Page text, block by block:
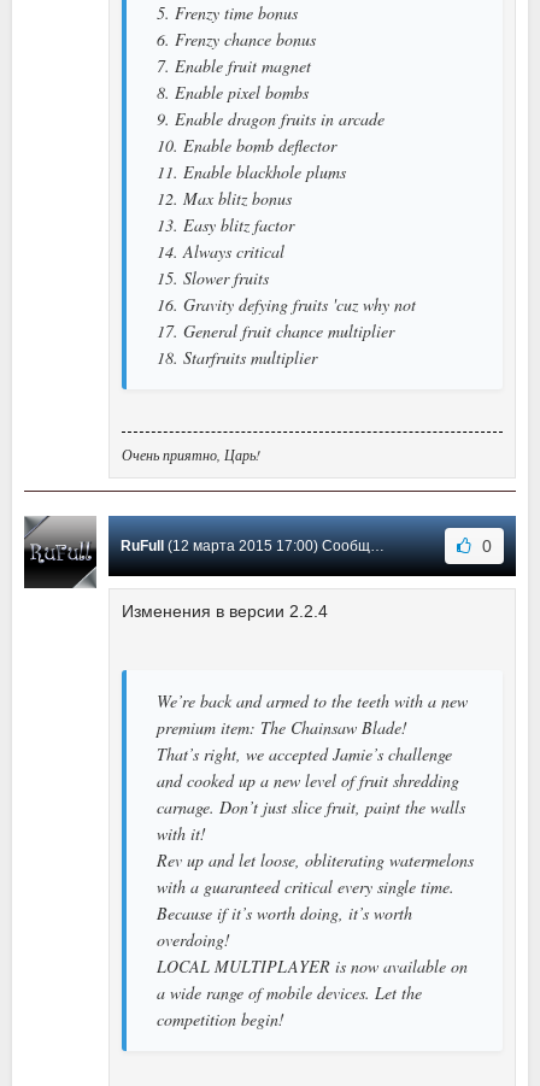
5. Frenzy time bonus
6. Frenzy chance bonus
7. Enable fruit magnet
8. Enable pixel bombs
9. Enable dragon fruits in arcade
10. Enable bomb deflector
11. Enable blackhole plums
12. Max blitz bonus
13. Easy blitz factor
14. Always critical
15. Slower fruits
16. Gravity defying fruits 'cuz why not
17. General fruit chance multiplier
18. Starfruits multiplier
Очень приятно, Царь!
RuFull (12 марта 2015 17:00) Сообщение #14 0
Изменения в версии 2.2.4
We’re back and armed to the teeth with a new
premium item: The Chainsaw Blade!
That’s right, we accepted Jamie’s challenge
and cooked up a new level of fruit shredding
carnage. Don’t just slice fruit, paint the walls
with it!
Rev up and let loose, obliterating watermelons
with a guaranteed critical every single time.
Because if it’s worth doing, it’s worth
overdoing!
LOCAL MULTIPLAYER is now available on
a wide range of mobile devices. Let the
competition begin!